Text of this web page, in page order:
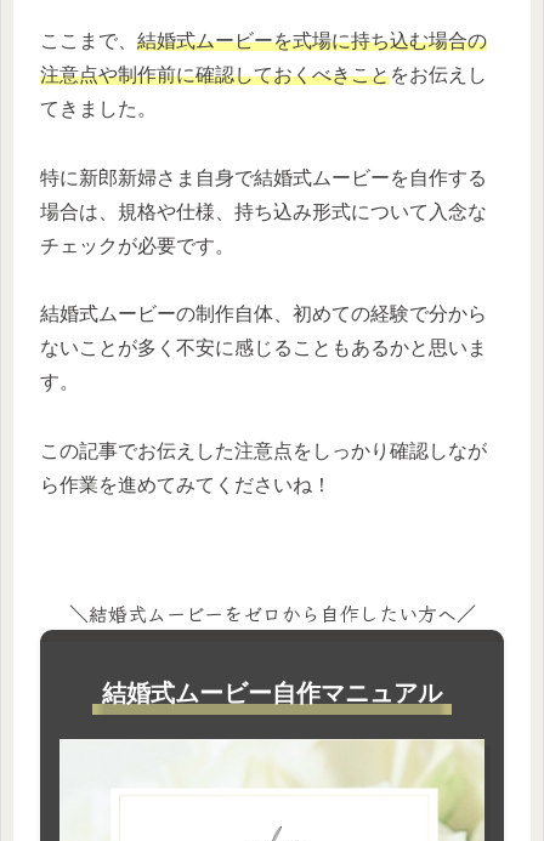
ここまで、 結婚式ムービーを式場に持ち込む場合の
注意点や制作前に確認しておくべきことをお伝えし
てきました。
特に新郎新婦さま自身で結婚式ムービーを自作する
場合は、規格や仕様、持ち込み形式について入念な
チェックが必要です。
結婚式ムービーの制作自体、初めての経験で分から
ないことが多く不安に感じることもあるかと思いま
す。
この記事でお伝えした注意点をしっかり確認しなが
ら作業を進めてみてくださいね！
＼結婚式ムービーをゼロから自作したい方へ／
結婚式ムービー自作マニュアル